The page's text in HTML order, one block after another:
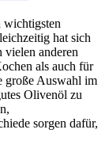
wichtigsten
hat sich
vielen anderen
als auch für
große Auswahl im
Olivenöl zu
sorgen dafür,